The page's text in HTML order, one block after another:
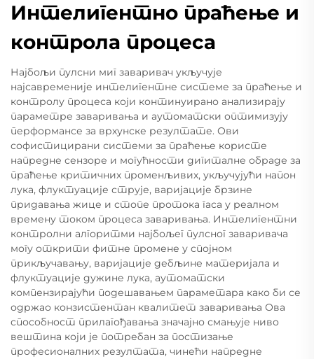
Интелигентно праћење и
контрола процеса
Најбољи пулсни миг заваривач укључује
најсавременије интелигентне системе за праћење и
контролу процеса који континуирано анализирају
параметре заваривања и аутоматски оптимизују
перформансе за врхунске резултате. Ови
софистицирани системи за праћење користе
напредне сензоре и могућности дигиталне обраде за
праћење критичних променљивих, укључујући напон
лука, флуктуације струје, варијације брзине
придавања жице и стопе протока гаса у реалном
времену током процеса заваривања. Интелигентни
контролни алгоритми најбољег пулсног заваривача
могу открити фитне промене у спојном
прикључавању, варијације дебљине материјала и
флуктуације дужине лука, аутоматски
компензирајући подешавањем параметара како би се
одржао конзистентан квалитет заваривања Ова
способност прилагођавања значајно смањује ниво
вештина који је потребан за постизање
професионалних резултата, чинећи напредне